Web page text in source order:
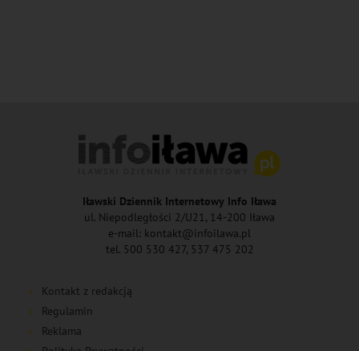
Iławski Dziennik Internetowy Info Iława
ul. Niepodległości 2/U21, 14-200 Iława
e-mail: kontakt@infoilawa.pl
tel. 500 530 427, 537 475 202
Kontakt z redakcją
Regulamin
Reklama